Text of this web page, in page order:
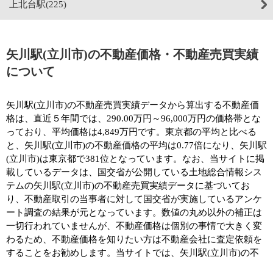
上北台駅(225)
矢川駅(立川市)の不動産価格・不動産売買実績
について
矢川駅(立川市)の不動産売買実績データから算出する不動産価
格は、直近５年間では、290.00万円～96,000万円の価格帯とな
っており、平均価格は4,849万円です。東京都の平均と比べる
と、矢川駅(立川市)の不動産価格の平均は0.77倍になり、矢川駅
(立川市)は東京都で381位となっています。なお、当サイトに掲
載しているデータは、国交省が公開している土地総合情報シス
テムの矢川駅(立川市)の不動産売買実績データに基づいてお
り、不動産取引の当事者に対して国交省が実施しているアンケ
ート調査の結果が元となっています。数値の丸め以外の補正は
一切行われていませんが、不動産価格は個別の事情で大きく変
わるため、不動産価格を知りたい方は不動産会社に査定依頼を
することをお勧めします。当サイトでは、矢川駅(立川市)の不